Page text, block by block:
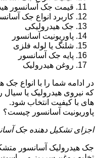
قیمت جک آسانسور
کاربرد انواع جک
جک هیدرولیکی
پاوریونیت آسانسور
شلنگ یا لوله فلزی
پایه جک آسانسور
روغن هیدرولیک
در ادامه شما را با انواع
که نیروی هیدرولیک یا
های با کیفیت انتخاب شود.
پاوریونیت آسانسور چیست؟
اجزای تشکیل دهنده جک
جک هیدرولیک آسانسور